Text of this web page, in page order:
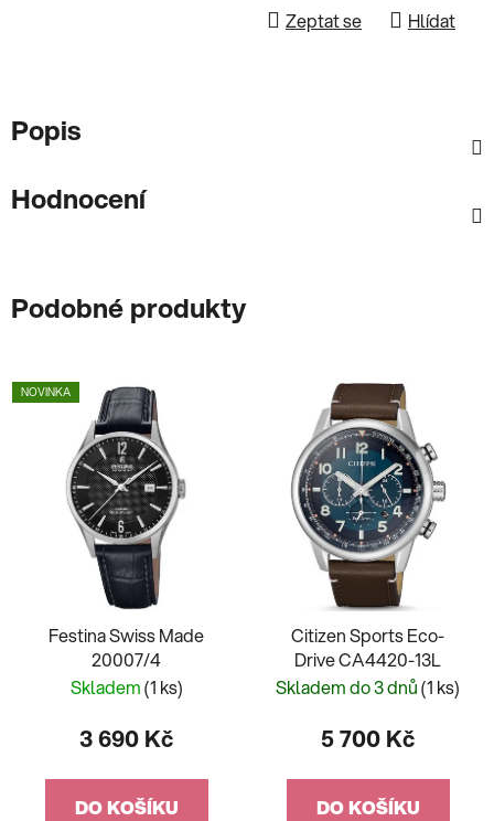
Zeptat se Hlídat
Popis
Hodnocení
Podobné produkty
NOVINKA
Festina Swiss Made
20007/4
Skladem(1 ks)
3 690 Kč
DO KOŠÍKU
Citizen Sports Eco-
Drive CA4420-13L
Skladem do 3 dnů(1 ks)
5 700 Kč
DO KOŠÍKU